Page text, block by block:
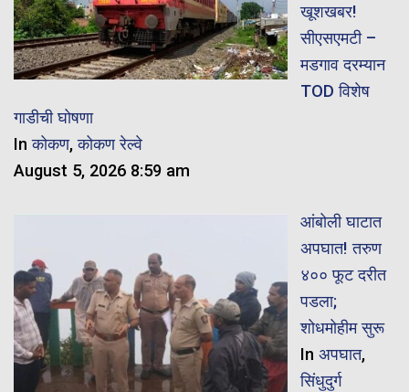
खूशखबर!
सीएसएमटी –
मडगाव दरम्यान
TOD विशेष
गाडीची घोषणा
Inकोकण,कोकण रेल्वे
August 5, 2026 8:59 am
आंबोली घाटात
अपघात! तरुण
४०० फूट दरीत
पडला;
शोधमोहीम सुरू
In अपघात,
सिंधुदुर्ग